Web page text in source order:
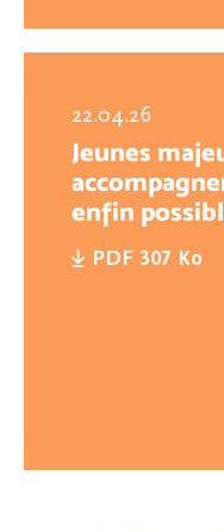
22.04.26
Jeunes
enfin
PDF 307 Ko